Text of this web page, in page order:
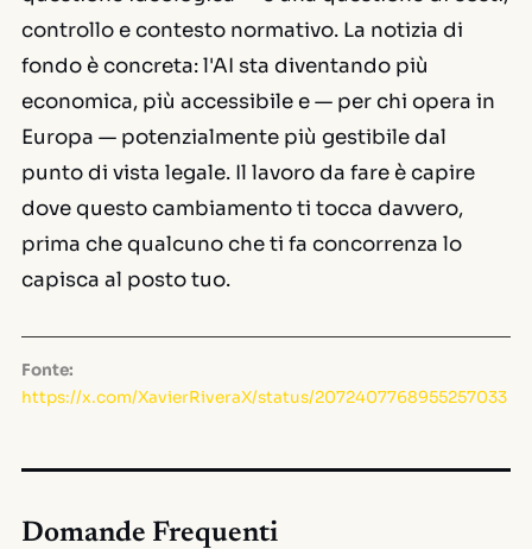
controllo e contesto normativo. La notizia di
fondo è concreta: l'AI sta diventando più
economica, più accessibile e — per chi opera in
Europa — potenzialmente più gestibile dal
punto di vista legale. Il lavoro da fare è capire
dove questo cambiamento ti tocca davvero,
prima che qualcuno che ti fa concorrenza lo
capisca al posto tuo.
Fonte:
https://x.com/XavierRiveraX/status/2072407768955257033
Domande Frequenti